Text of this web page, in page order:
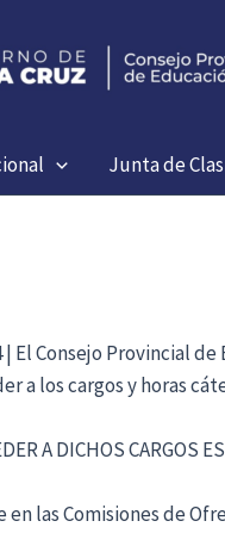
Junta de
| El Consejo Provincial
a los cargos y horas
A DICHOS CARGOS
las Comisiones de